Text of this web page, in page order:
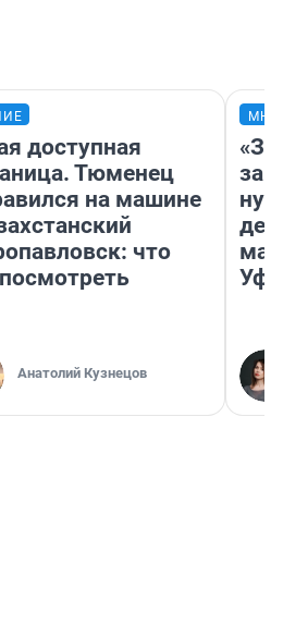
доступная
Тюменец
на машине
что
Анатолий Кузнецов
дела
Уфа